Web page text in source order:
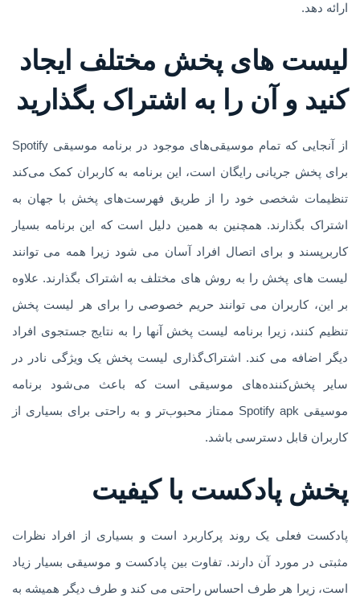
ارائه دهد.
لیست های پخش مختلف ایجاد
کنید و آن را به اشتراک بگذارید
از آنجایی که تمام موسیقی‌های موجود در برنامه موسیقی Spotify
برای پخش جریانی رایگان است، این برنامه به کاربران کمک می‌کند
تنظیمات شخصی خود را از طریق فهرست‌های پخش با جهان به
اشتراک بگذارند. همچنین به همین دلیل است که این برنامه بسیار
کاربرپسند و برای اتصال افراد آسان می شود زیرا همه می توانند
لیست های پخش را به روش های مختلف به اشتراک بگذارند. علاوه
بر این، کاربران می توانند حریم خصوصی را برای هر لیست پخش
تنظیم کنند، زیرا برنامه لیست پخش آنها را به نتایج جستجوی افراد
دیگر اضافه می کند. اشتراک‌گذاری لیست پخش یک ویژگی نادر در
سایر پخش‌کننده‌های موسیقی است که باعث می‌شود برنامه
موسیقی Spotify apk ممتاز محبوب‌تر و به راحتی برای بسیاری از
کاربران قابل دسترسی باشد.
پخش پادکست با کیفیت
پادکست فعلی یک روند پرکاربرد است و بسیاری از افراد نظرات
مثبتی در مورد آن دارند. تفاوت بین پادکست و موسیقی بسیار زیاد
است، زیرا هر طرف احساس راحتی می کند و طرف دیگر همیشه به